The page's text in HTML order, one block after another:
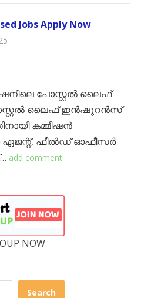
Jobs Apply Now
പോസ്റ്റല്‍ ലൈഫ്
ലൈഫ് ഇന്‍ഷുറന്‍സ്
കമ്മീഷന്‍
ഫീല്‍ഡ് ഓഫീസര്‍
add comment
NOW
Search